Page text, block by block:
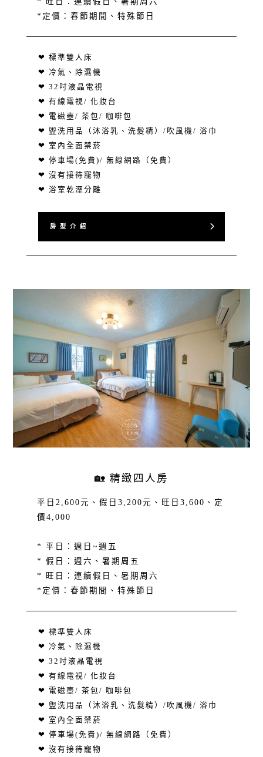
*定價：春節期間、特殊節日
❤ 標準雙人床
❤ 冷氣、除濕機
❤ 32吋液晶電視
❤ 有線電視/ 化妝台
❤ 電磁壺/ 茶包/ 咖啡包
❤ 盥洗用品（沐浴乳、洗髮精）/吹風機/ 浴巾
❤ 室內全面禁菸
❤ 停車場(免費)/ 無線網路（免費）
❤ 沒有接待寵物
❤ 浴室乾溼分離
房 型 介 紹
🏡 精緻四人房
平日2,600元、假日3,200元、旺日3,600、定
價4,000
* 平日：週日~週五
* 假日：週六、暑期周五
* 旺日：連續假日、暑期周六
*定價：春節期間、特殊節日
❤ 標準雙人床
❤ 冷氣、除濕機
❤ 32吋液晶電視
❤ 有線電視/ 化妝台
❤ 電磁壺/ 茶包/ 咖啡包
❤ 盥洗用品（沐浴乳、洗髮精）/吹風機/ 浴巾
❤ 室內全面禁菸
❤ 停車場(免費)/ 無線網路（免費）
❤ 沒有接待寵物